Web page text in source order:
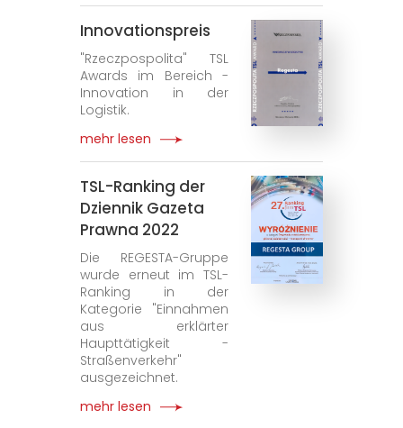
Innovationspreis
"Rzeczpospolita" TSL
Awards im Bereich -
Innovation in der
Logistik.
mehr lesen
TSL-Ranking der
Dziennik Gazeta
Prawna 2022
Die REGESTA-Gruppe
wurde erneut im TSL-
Ranking in der
Kategorie "Einnahmen
aus erklärter
Haupttätigkeit -
Straßenverkehr"
ausgezeichnet.
mehr lesen